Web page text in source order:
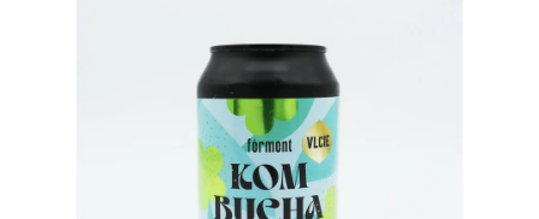
ZĽAVNENÉ PRODUKTY